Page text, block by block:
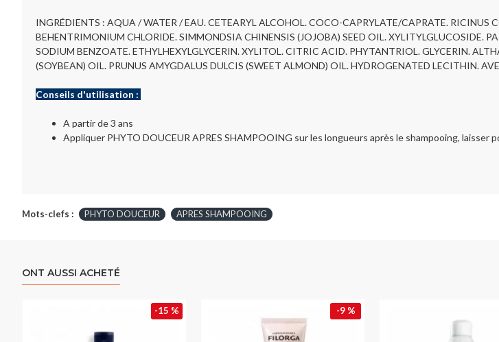
INGRÉDIENTS : AQUA / WATER / EAU. CETEARYL ALCOHOL. COCO-CAPRYLATE/CAPRATE.
BEHENTRIMONIUM CHLORIDE. SIMMONDSIA CHINENSIS (JOJOBA) SEED OIL. XYLITYLGLUCOSIDE.
SODIUM BENZOATE. ETHYLHEXYLGLYCERIN. XYLITOL. CITRIC ACID. PHYTANTRIOL. GLYCERIN.
(SOYBEAN) OIL. PRUNUS AMYGDALUS DULCIS (SWEET ALMOND) OIL. HYDROGENATED LECITHIN.
Conseils d'utilisation :
A partir de 3 ans
Appliquer PHYTO DOUCEUR APRES SHAMPOOING sur les longueurs après le shampooing, laisser
Mots-clefs : PHYTO DOUCEUR APRES SHAMPOOING
ONT AUSSI ACHETÉ
-15 % -9 %